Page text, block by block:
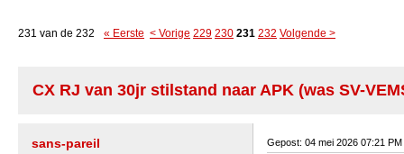
231 van de 232 « Eerste < Vorige 229 230 231 232 Volgende >
CX RJ van 30jr stilstand naar APK (was SV-
sans-pareil Gepost: 04 mei 2026 07:21 PM